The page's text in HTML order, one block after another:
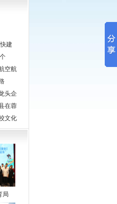
建
空航
头企
在蓉
文化
局